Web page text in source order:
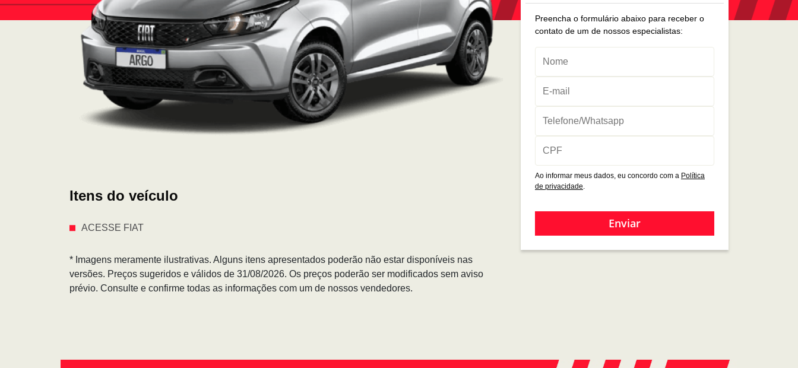
Itens do veículo
ACESSE FIAT
* Imagens meramente ilustrativas. Alguns itens apresentados poderão não estar disponíveis nas
versões. Preços sugeridos e válidos de 31/08/2026. Os preços poderão ser modificados sem aviso
prévio. Consulte e confirme todas as informações com um de nossos vendedores.
Preencha o formulário abaixo para receber o
contato de um de nossos especialistas:
Ao informar meus dados, eu concordo com a Política
de privacidade.
Enviar